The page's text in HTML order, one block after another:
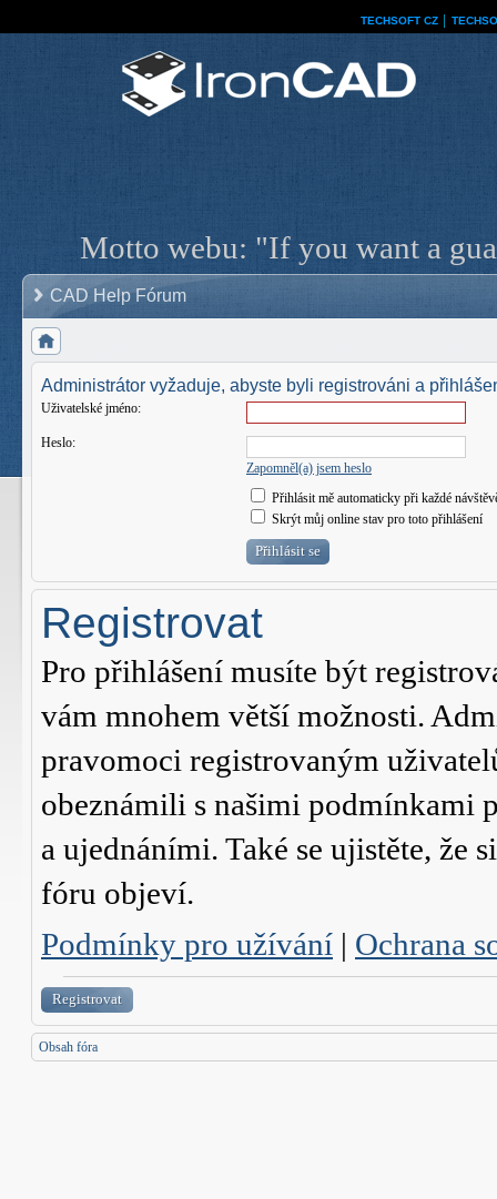
TECHSOFT CZ
Motto webu: "If you want a
CAD Help Fórum
Administrátor vyžaduje, abyste byli registrováni a
Uživatelské jméno:
Heslo:
Zapomněl(a) jsem heslo
Přihlásit mě automaticky při každé
Skrýt můj online stav pro toto přihlášení
Registrovat
Pro přihlášení musíte být
vám mnohem větší možnosti.
pravomoci registrovaným
obeznámili s našimi podmínkami
a ujednáními. Také se ujistěte, že
fóru objeví.
Podmínky pro užívání | Ochrana
Registrovat
Obsah fóra